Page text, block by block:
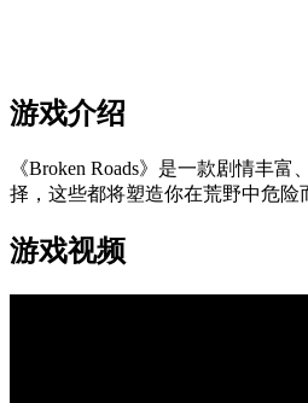
游戏介绍
《Broken Roads》是一款剧情丰富
择，这些都将塑造你在荒野中危险
游戏视频